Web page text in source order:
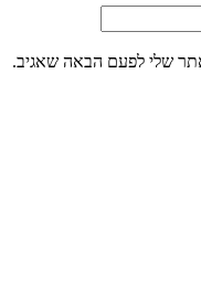
שלי לפעם הבאה שאגיב.